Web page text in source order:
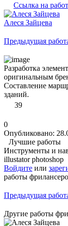
Ссылка на
Алеся Зайцева
Предыдущая
Разработка
оригинальным
Составление
зданий.
39
0
Опубликовано:
Лучшие работы
Инструменты и
illustatorphotoshop
Войдите или
работы
Предыдущая
Другие работы